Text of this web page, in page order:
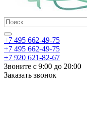
+7 495 662-49-75
+7 495 662-49-75
+7 920 621-82-67
Звоните с 9:00 до 20:00
Заказать звонок